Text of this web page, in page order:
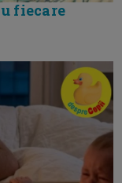
fiecare